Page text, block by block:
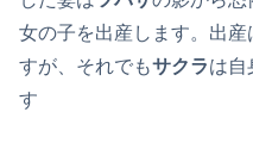
女の子を出産します。出
すが、それでもサクラは自
す